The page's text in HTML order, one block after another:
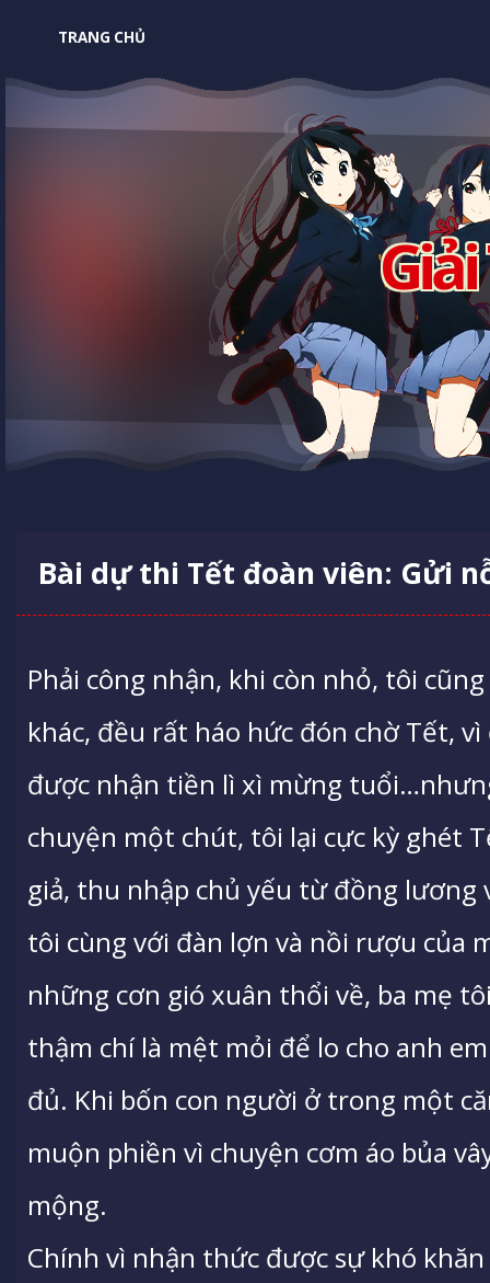
TRANG CHỦ
Bài dự thi Tết đoàn viên: Gửi
Phải công nhận, khi còn nhỏ, tôi
khác, đều rất háo hức đón chờ Tết,
được nhận tiền lì xì mừng
chuyện một chút, tôi lại cực kỳ ghét
giả, thu nhập chủ yếu từ đồng lương
tôi cùng với đàn lợn và nồi rượu của
những cơn gió xuân thổi về, ba mẹ
thậm chí là mệt mỏi để lo cho anh
đủ. Khi bốn con người ở trong một
muộn phiền vì chuyện cơm áo bủa
mộng.
Chính vì nhận thức được sự khó